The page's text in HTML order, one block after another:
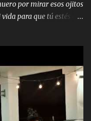
por mirar esos ojitos
para que tú estés en
Mil y un besos
quien lo detenga si las
las puertas
Fuego en esa
donde vas me curas